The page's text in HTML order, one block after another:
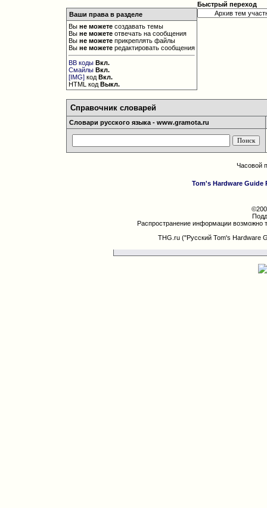
Ваши права в разделе
Выне можете создавать темы
Выне можете отвечать на сообщения
Выне можете прикреплять файлы
Выне можете редактировать сообщения
BB коды Вкл.
Смайлы Вкл.
[IMG] кодВкл.
HTML кодВыкл.
Быстрый переход
Справочник словарей
Словари русского языка - www.gramota.ru
Часовой
Tom's Hardware Guide
Распространение информации возможно
THG.ru ("Русский Tom's Hardware